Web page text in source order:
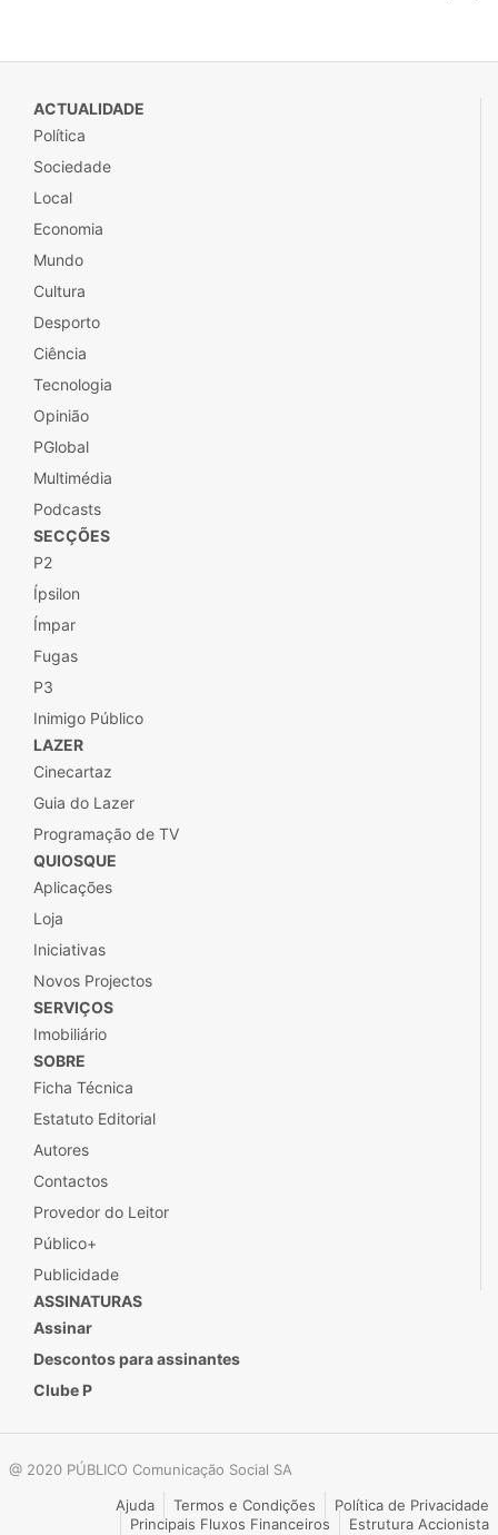
PGlobal
P2
Ípsilon
Ímpar
Fugas
P3
Inimigo Público
LAZER
Cinecartaz
Guia do Lazer
Programação de TV
QUIOSQUE
Aplicações
Loja
Iniciativas
Novos Projectos
SERVIÇOS
Imobiliário
Estatuto Editorial
Autores
Contactos
Provedor do Leitor
Público+
Publicidade
ASSINATURAS
Assinar
Descontos para assinantes
Clube P
@ 2020 PÚBLICO Comunicação Social SA
Ajuda